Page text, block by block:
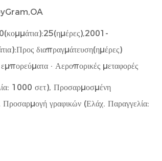
διαπραγμάτευση(ημέρες)
· Αεροπορικές μεταφορές
1000 σετ), Προσαρμοσμένη
γραφικών (Ελάχ. Παραγγελία: